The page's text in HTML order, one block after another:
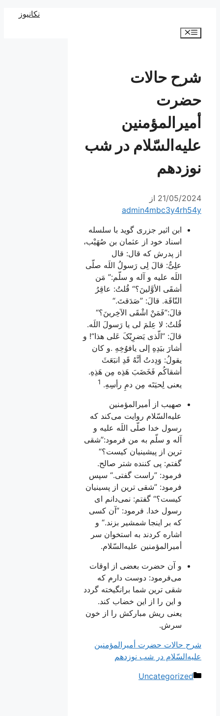
نکانیوز
فهرست
شرح حالات
حضرت
أمیرالمؤمنین
علیه‌السّلام در شب
نوزدهم
21/05/2024 از
admin4mbc3y4rh54y
ابن اثیر جزرى گوید با سلسله
اسناد خود از عثمان بن صُهَیْب،
از پدرش کهقال: قال
علِىٌّ:قالَ لِى رَسولُ اللَه صلّى
اللَه علیه و آله و سلّم:” مَن
أشقَى الأوَّلینَ؟“ قُلتُ: عاقِرُ
النّاقَة. قالَ: ”صَدَقتَ.“
قالَ:”فَمَنْ اشْقَى الآخِرینَ؟“
قُلتُ: لا عِلمَ لى یا رَسولَ اللَه.
قالَ: ”الّذى یَضرِبُکَ عَلی هذا“! و
أشارَ بیَدِهِ إلى یافوُخِهِ .و کان
یقولُ: وَدِدتُ أنَّهُ قَدِ انبَعَثَ
أشقاکُم فَخَضَبَ هَذِه مِن هَذِهِ.
یعنى لِحیَتَه مِن دمِ رأسِهِ.
صهیب از أمیرالمؤمنین
علیه‌السّلام روایت مى‌کند که
رسول خدا صلّى اللَه علیه و
آله و سلّم به من فرمود:”شقى
ترین از پیشینیان کیست؟“
گفتم: پى کننده شتر صالح.
فرمود: ”راست گفتى.“ سپس
فرمود: ”شقى ترین از پسینیان
کیست؟“ گفتم: نمی‌دانم اى
رسول خدا. فرمود: ”آن کسى
که بر اینجا شمشیر بزند.“ و
اشاره کردند به استخوان سر
أمیرالمؤمنین علیه‌السّلام.
و آن حضرت بعضى از اوقات
مى‌فرمود: دوست دارم که
شقى ترین شما برانگیخته گردد
و این را از این خضاب کند.
یعنى ریش مبارکش را از خون
سرش.
شرح حالات حضرت أمیرالمؤمنین
علیه‌السّلام در شب نوزدهم
دسته‌ها
Uncategorized